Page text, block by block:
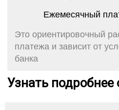
Ежемесячный
Это ориентировочный
платежа и зависит от
банка
Узнать подробнее